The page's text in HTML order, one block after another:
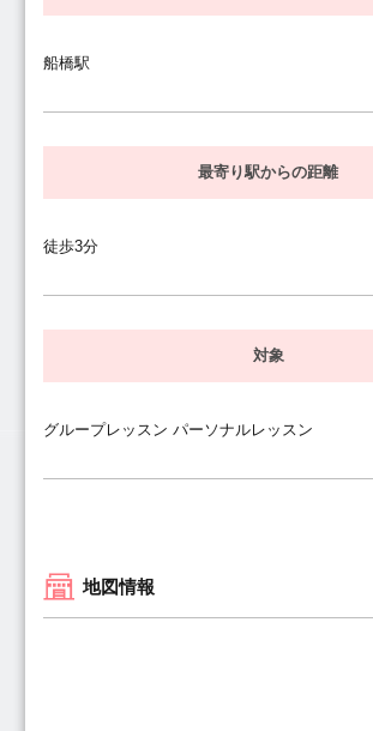
船橋駅
最寄り駅からの距離
徒歩3分
対象
グループレッスン パーソナルレッスン
地図情報